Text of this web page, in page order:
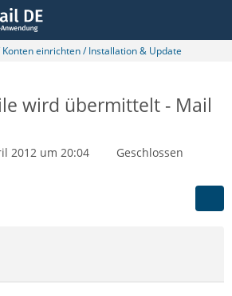
einrichten / Installation & Update
wird übermittelt - Mail
2012 um 20:04
Geschlossen